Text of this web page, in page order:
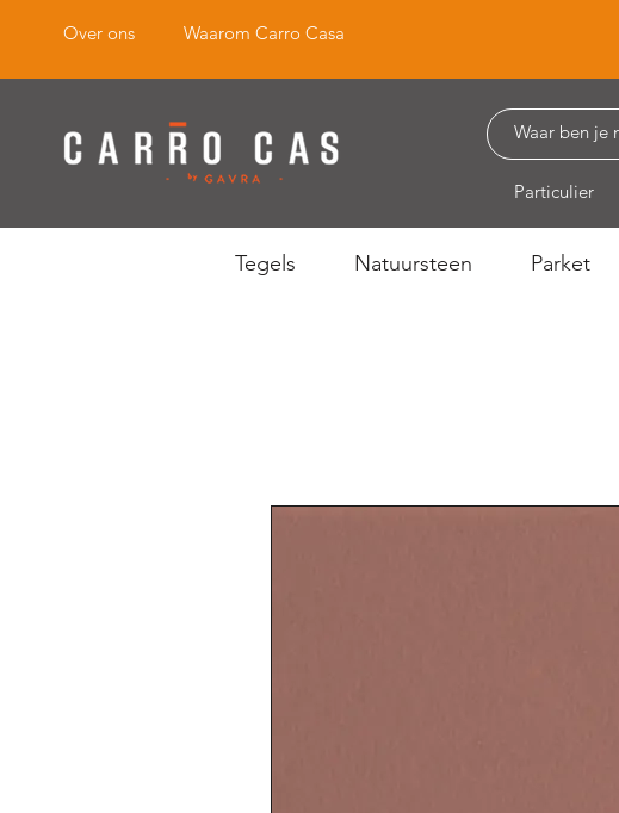
Over ons Waarom Carro Casa
Particulier
Tegels Natuursteen Parket